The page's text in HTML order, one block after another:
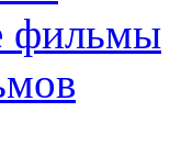
фильмы